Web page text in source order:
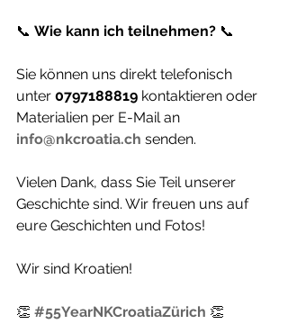
📞 Wie kann ich teilnehmen? 📞
Sie können uns direkt telefonisch
unter 0797188819 kontaktieren oder
Materialien per E-Mail an
info@nkcroatia.ch senden.
Vielen Dank, dass Sie Teil unserer
Geschichte sind. Wir freuen uns auf
eure Geschichten und Fotos!
Wir sind Kroatien!
👏 #55YearNKCroatiaZürich 👏